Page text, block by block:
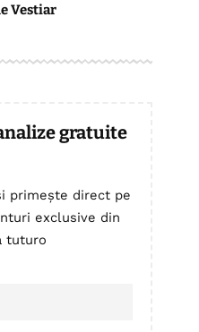
Vestiar
gratuite
primește direct pe
exclusive din
tuturo